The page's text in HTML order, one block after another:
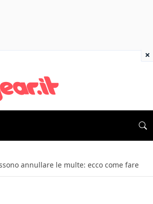
annullare le multe: ecco come fare
×